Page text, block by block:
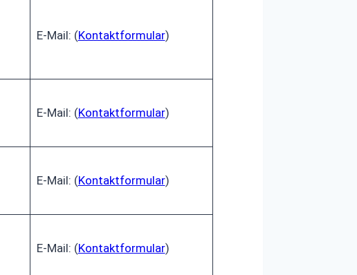
E-Mail: (Kontaktformular)
E-Mail: (Kontaktformular)
E-Mail: (Kontaktformular)
E-Mail: (Kontaktformular)